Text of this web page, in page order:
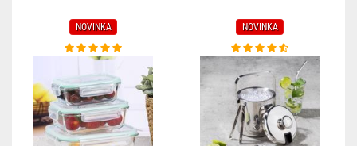
NOVINKA NOVINKA